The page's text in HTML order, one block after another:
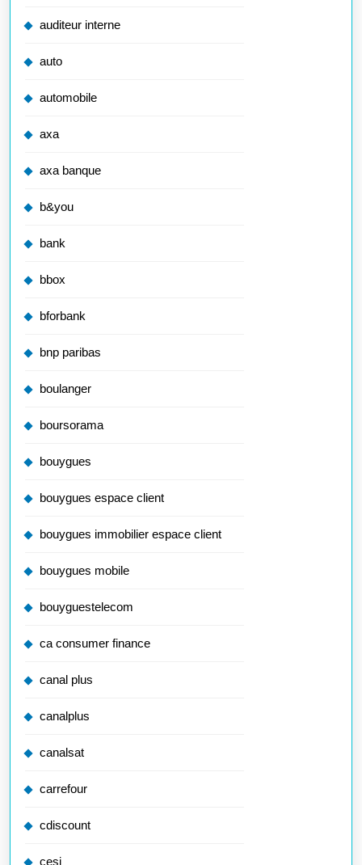
auditeur interne
auto
automobile
axa
axa banque
b&you
bank
bbox
bforbank
bnp paribas
boulanger
boursorama
bouygues
bouygues espace client
bouygues immobilier espace client
bouygues mobile
bouyguestelecom
ca consumer finance
canal plus
canalplus
canalsat
carrefour
cdiscount
cesi